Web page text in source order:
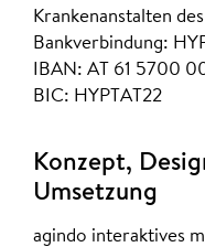
Krankenanstalten
Bankverbindung:
IBAN: AT 61 5700
BIC: HYPTAT22
Konzept,
Umsetzung
agindo interaktives